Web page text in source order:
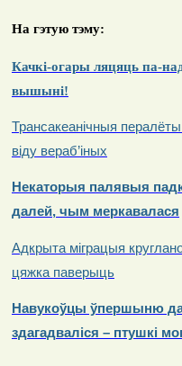
На гэтую тэму:
Качкі-огары ляцяць па-
вышыні!
Трансакеанічныя пералёты
віду вераб’іных
Некаторыя палявыя
далей, чым меркавалася
Адкрыта міграцыя
цяжка паверыць
Навукоўцы ўпершыню
здагадваліся – птушкі